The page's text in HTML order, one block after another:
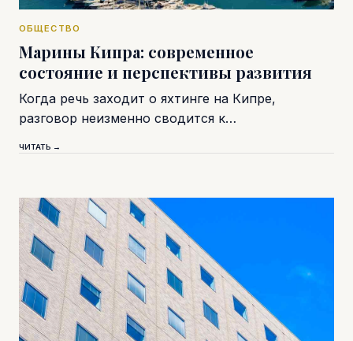
ОБЩЕСТВО
Марины Кипра: современное
состояние и перспективы развития
Когда речь заходит о яхтинге на Кипре,
разговор неизменно сводится к…
ЧИТАТЬ →